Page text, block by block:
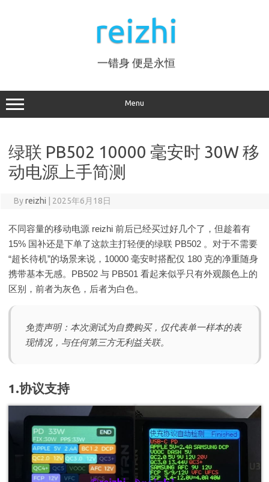
reizhi
一错身 便是永恒
Menu
绿联 PB502 10000 毫安时 30W 移
动电源上手简测
Byreizhi 2025年6月18日
不同容量的移动电源 reizhi 前后已经买过好几个了，但趁着有
15% 国补还是下单了这款主打轻便的绿联 PB502 。对于不需要
“超长待机”的场景来说，10000 毫安时搭配仅 180 克的净重随身
携带基本无感。PB502 与 PB501 看起来似乎只有外观颜色上的
区别，前者为灰色，后者为白色。
免责声明：本次测试为自费购买，仅代表单一样本的表
现情况，与任何第三方无利益关联。
1.协议支持